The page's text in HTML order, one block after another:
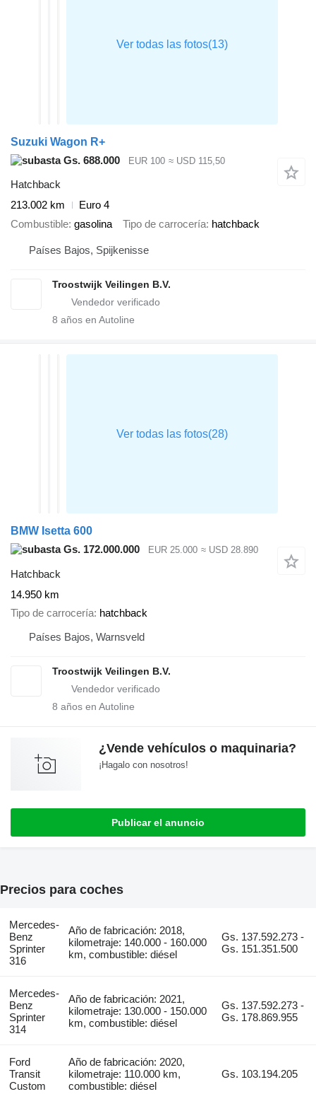
Suzuki Wagon R+
Gs. 688.000
EUR 100 ≈ USD 115,50
Hatchback
213.002 km
Euro 4
Combustible gasolina Tipo de carrocería hatchback
Países Bajos, Spijkenisse
Troostwijk Veilingen B.V.
8 años en Autoline
BMW Isetta 600
Gs. 172.000.000
EUR 25.000 ≈ USD 28.890
Hatchback
14.950 km
Tipo de carrocería hatchback
Países Bajos, Warnsveld
Troostwijk Veilingen B.V.
8 años en Autoline
¿Vende vehículos o maquinaria?
¡Hagalo con nosotros!
Publicar el anuncio
Precios para coches
Mercedes-
Benz
Sprinter
316
Año de fabricación: 2018,
kilometraje: 140.000 - 160.000
km, combustible: diésel
Gs. 137.592.273 -
Gs. 151.351.500
Mercedes-
Benz
Sprinter
314
Año de fabricación: 2021,
kilometraje: 130.000 - 150.000
km, combustible: diésel
Gs. 137.592.273 -
Gs. 178.869.955
Ford
Transit
Custom
Año de fabricación: 2020,
kilometraje: 110.000 km,
combustible: diésel
Gs. 103.194.205